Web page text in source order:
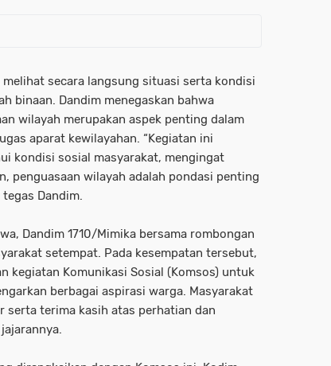
secara langsung situasi serta kondisi
binaan. Dandim menegaskan bahwa
wilayah merupakan aspek penting dalam
aparat kewilayahan. “Kegiatan ini
kondisi sosial masyarakat, mengingat
penguasaan wilayah adalah pondasi penting
Dandim.
Dandim 1710/Mimika bersama rombongan
setempat. Pada kesempatan tersebut,
kegiatan Komunikasi Sosial (Komsos) untuk
berbagai aspirasi warga. Masyarakat
serta terima kasih atas perhatian dan